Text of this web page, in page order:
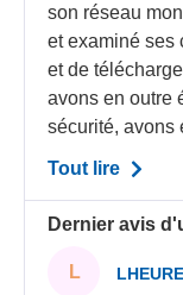
son réseau
et examiné ses
et de
avons en outre
sécurité, avons
Tout lire
Dernier avis
L